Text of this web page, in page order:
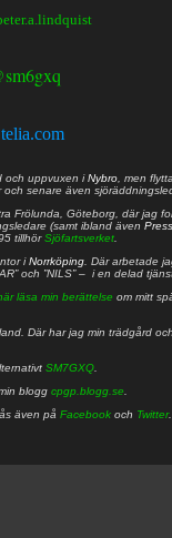
och uppvuxen iNybro , men
och senare även
Frölunda, Göteborg, där jag
(samt ibland även
tillhörSjöfartsverket
iNorrköping . Där arbetade
och ”NILS” – i en delad
läsa min berättelse om mitt
Där har jag min trädgård
SM7GXQ
blogg cpgp.blogg.se
även på Facebook och Twitter.